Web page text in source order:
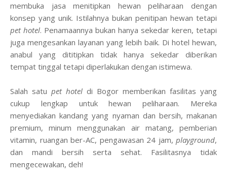
membuka jasa menitipkan hewan peliharaan dengan
konsep yang unik. Istilahnya bukan penitipan hewan tetapi
pet hotel. Penamaannya bukan hanya sekedar keren, tetapi
juga mengesankan layanan yang lebih baik. Di hotel hewan,
anabul yang dititipkan tidak hanya sekedar diberikan
tempat tinggal tetapi diperlakukan dengan istimewa.
Salah satu pet hotel di Bogor memberikan fasilitas yang
cukup lengkap untuk hewan peliharaan. Mereka
menyediakan kandang yang nyaman dan bersih, makanan
premium, minum menggunakan air matang, pemberian
vitamin, ruangan ber-AC, pengawasan 24 jam, playground,
dan mandi bersih serta sehat. Fasilitasnya tidak
mengecewakan, deh!